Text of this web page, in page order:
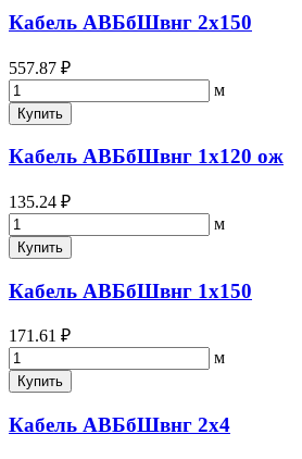
Кабель АВБбШвнг 2х150
557.87 ₽
м
Купить
Кабель АВБбШвнг 1х120 ож
135.24 ₽
м
Купить
Кабель АВБбШвнг 1х150
171.61 ₽
м
Купить
Кабель АВБбШвнг 2х4